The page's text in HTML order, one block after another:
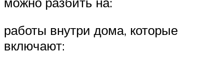
работы внутри дома, которые
включают: